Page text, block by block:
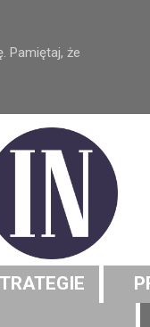
Pamiętaj, że